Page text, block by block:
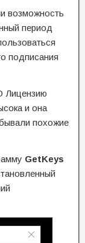
возможность
период
подписания
Лицензию
и она
похожие
GetKeys